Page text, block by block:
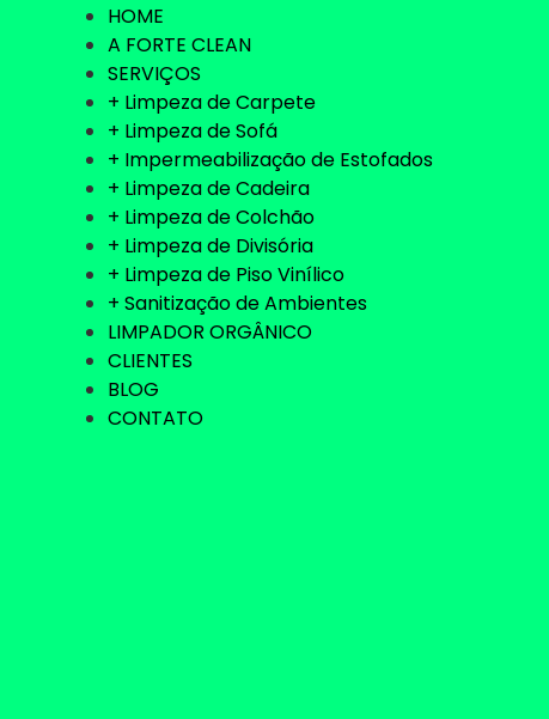
HOME
A FORTE CLEAN
SERVIÇOS
+ Limpeza de Carpete
+ Limpeza de Sofá
+ Impermeabilização de Estofados
+ Limpeza de Cadeira
+ Limpeza de Colchão
+ Limpeza de Divisória
+ Limpeza de Piso Vinílico
+ Sanitização de Ambientes
LIMPADOR ORGÂNICO
CLIENTES
BLOG
CONTATO